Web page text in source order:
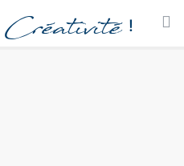
Créativité !